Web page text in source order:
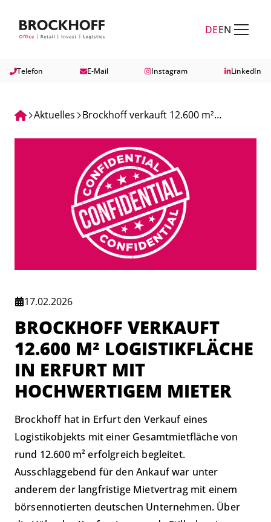
Zum Fuß springen
DEEN
Telefon E-Mail Instagram LinkedIn
Aktuelles
Brockhoff verkauft 12.600 m²
hochwertigem Mieter
17.02.2026
BROCKHOFF VERKAUFT
12.600 M² LOGISTIKFLÄCHE
IN ERFURT MIT
HOCHWERTIGEM MIETER
Brockhoff hat in Erfurt den Verkauf eines
Logistikobjekts mit einer Gesamtmietfläche von
rund 12.600 m² erfolgreich begleitet.
Ausschlaggebend für den Ankauf war unter
anderem der langfristige Mietvertrag mit einem
börsennotierten deutschen Unternehmen. Über